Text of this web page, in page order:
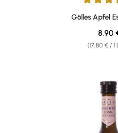
Durchschnittliche
Gölles Apfel
(17,80 € / 1
8,90